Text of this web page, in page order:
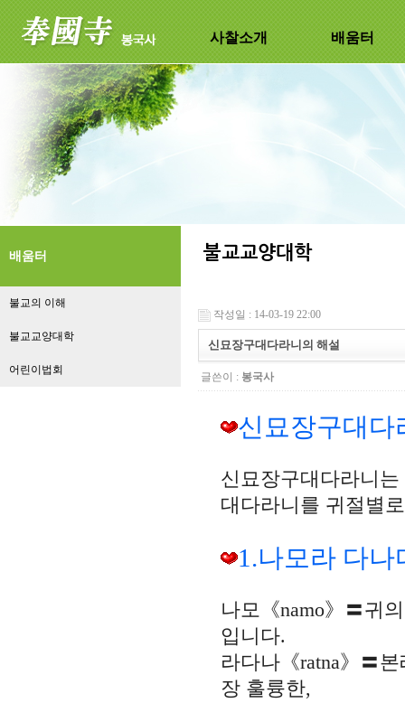
사찰소개 배움터
배움터
불교의 이해
불교교양대학
어린이법회
작성일 : 14-03-19 22:00
신묘장구대다라니의 해설
글쓴이 : 봉국사
신묘장구대다
신묘장구대다라니
대다라니를 귀절별
1.나모라 다나
나모《namo》〓귀
입니다.
라다나《ratna》〓
장 훌륭한,